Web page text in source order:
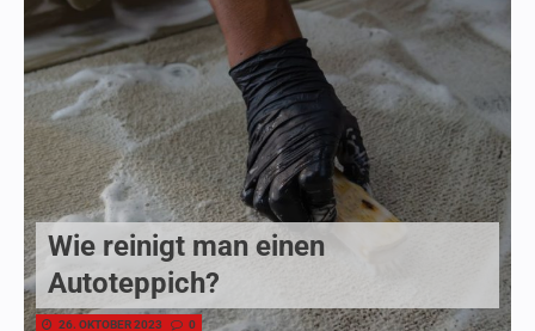
Wie reinigt man einen
Autoteppich?
26. OKTOBER 2023 0